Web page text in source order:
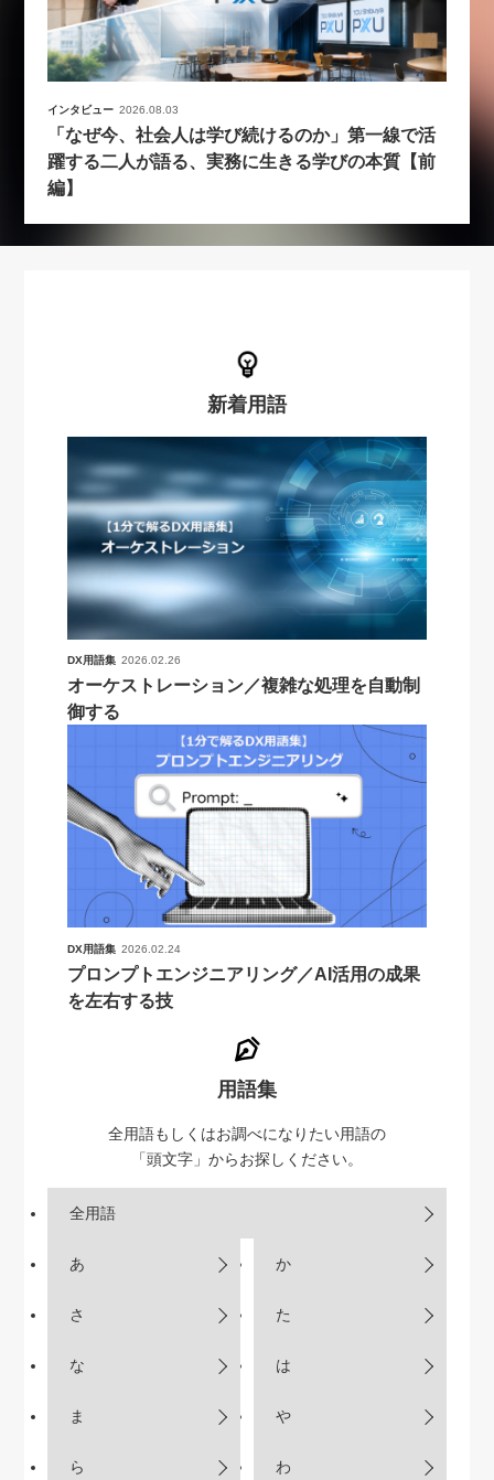
インタビュー 2026.08.03
「なぜ今、社会人は学び続けるのか」第一線で活
躍する二人が語る、実務に生きる学びの本質【前
編】
新着用語
DX用語集 2026.02.26
オーケストレーション／複雑な処理を自動制
御する
DX用語集 2026.02.24
プロンプトエンジニアリング／AI活用の成果
を左右する技
用語集
全用語もしくはお調べになりたい用語の
「頭文字」からお探しください。
全用語
あ か
さ た
な は
ま や
ら わ